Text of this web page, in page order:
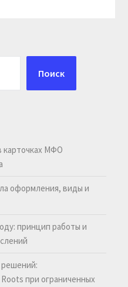
Поиск
карточках МФО
оформления, виды и
принцип работы и
решений:
при ограниченных